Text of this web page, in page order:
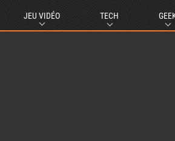
JEU VIDÉO TECH